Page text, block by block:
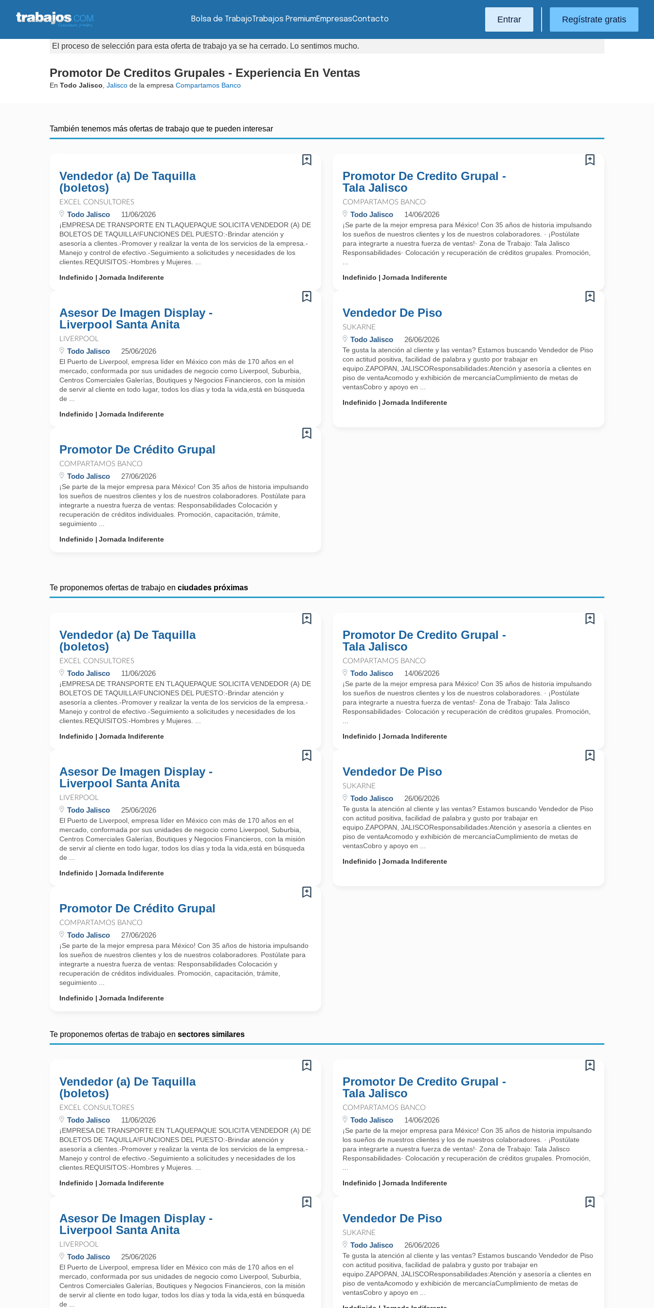
Bolsa de TrabajoTrabajos PremiumEmpresasContacto Entrar Regístrate gratis
El proceso de selección para esta oferta de trabajo ya se ha cerrado. Lo sentimos mucho.
Promotor De Creditos Grupales - Experiencia En Ventas
En Todo Jalisco Jalisco de la empresa Compartamos Banco
También tenemos más ofertas de trabajo que te pueden interesar
Vendedor (a) De Taquilla
(boletos)
EXCEL CONSULTORES
Todo Jalisco 11/06/2026
¡EMPRESA DE TRANSPORTE EN TLAQUEPAQUE SOLICITA VENDEDOR (A) DE
BOLETOS DE TAQUILLA!FUNCIONES DEL PUESTO:-Brindar atención y
asesoría a clientes.-Promover y realizar la venta de los servicios de la empresa.-
Manejo y control de efectivo.-Seguimiento a solicitudes y necesidades de los
clientes.REQUISITOS:-Hombres y Mujeres. ...
Indefinido
Jornada Indiferente
Promotor De Credito Grupal -
Tala Jalisco
COMPARTAMOS BANCO
Todo Jalisco 14/06/2026
¡Se parte de la mejor empresa para México! Con 35 años de historia impulsando
los sueños de nuestros clientes y los de nuestros colaboradores. · ¡Postúlate
para integrarte a nuestra fuerza de ventas!· Zona de Trabajo: Tala Jalisco
Responsabilidades· Colocación y recuperación de créditos grupales. Promoción,
Indefinido
Jornada Indiferente
Asesor De Imagen Display -
Liverpool Santa Anita
LIVERPOOL
Todo Jalisco 25/06/2026
El Puerto de Liverpool, empresa líder en México con más de 170 años en el
mercado, conformada por sus unidades de negocio como Liverpool, Suburbia,
Centros Comerciales Galerías, Boutiques y Negocios Financieros, con la misión
de servir al cliente en todo lugar, todos los días y toda la vida,está en búsqueda
de ...
Indefinido
Jornada Indiferente
Vendedor De Piso
SUKARNE
Todo Jalisco 26/06/2026
Te gusta la atención al cliente y las ventas? Estamos buscando Vendedor de Piso
con actitud positiva, facilidad de palabra y gusto por trabajar en
equipo.ZAPOPAN, JALISCOResponsabilidades:Atención y asesoría a clientes en
piso de ventaAcomodo y exhibición de mercancíaCumplimiento de metas de
ventasCobro y apoyo en ...
Indefinido
Jornada Indiferente
Promotor De Crédito Grupal
COMPARTAMOS BANCO
Todo Jalisco 27/06/2026
¡Se parte de la mejor empresa para México! Con 35 años de historia impulsando
los sueños de nuestros clientes y los de nuestros colaboradores. Postúlate para
integrarte a nuestra fuerza de ventas: Responsabilidades Colocación y
recuperación de créditos individuales. Promoción, capacitación, trámite,
seguimiento ...
Indefinido
Jornada Indiferente
Te proponemos ofertas de trabajo en ciudades próximas
Vendedor (a) De Taquilla
(boletos)
EXCEL CONSULTORES
Todo Jalisco 11/06/2026
¡EMPRESA DE TRANSPORTE EN TLAQUEPAQUE SOLICITA VENDEDOR (A) DE
BOLETOS DE TAQUILLA!FUNCIONES DEL PUESTO:-Brindar atención y
asesoría a clientes.-Promover y realizar la venta de los servicios de la empresa.-
Manejo y control de efectivo.-Seguimiento a solicitudes y necesidades de los
clientes.REQUISITOS:-Hombres y Mujeres. ...
Indefinido
Jornada Indiferente
Promotor De Credito Grupal -
Tala Jalisco
COMPARTAMOS BANCO
Todo Jalisco 14/06/2026
¡Se parte de la mejor empresa para México! Con 35 años de historia impulsando
los sueños de nuestros clientes y los de nuestros colaboradores. · ¡Postúlate
para integrarte a nuestra fuerza de ventas!· Zona de Trabajo: Tala Jalisco
Responsabilidades· Colocación y recuperación de créditos grupales. Promoción,
Indefinido
Jornada Indiferente
Asesor De Imagen Display -
Liverpool Santa Anita
LIVERPOOL
Todo Jalisco 25/06/2026
El Puerto de Liverpool, empresa líder en México con más de 170 años en el
mercado, conformada por sus unidades de negocio como Liverpool, Suburbia,
Centros Comerciales Galerías, Boutiques y Negocios Financieros, con la misión
de servir al cliente en todo lugar, todos los días y toda la vida,está en búsqueda
de ...
Indefinido
Jornada Indiferente
Vendedor De Piso
SUKARNE
Todo Jalisco 26/06/2026
Te gusta la atención al cliente y las ventas? Estamos buscando Vendedor de Piso
con actitud positiva, facilidad de palabra y gusto por trabajar en
equipo.ZAPOPAN, JALISCOResponsabilidades:Atención y asesoría a clientes en
piso de ventaAcomodo y exhibición de mercancíaCumplimiento de metas de
ventasCobro y apoyo en ...
Indefinido
Jornada Indiferente
Promotor De Crédito Grupal
COMPARTAMOS BANCO
Todo Jalisco 27/06/2026
¡Se parte de la mejor empresa para México! Con 35 años de historia impulsando
los sueños de nuestros clientes y los de nuestros colaboradores. Postúlate para
integrarte a nuestra fuerza de ventas: Responsabilidades Colocación y
recuperación de créditos individuales. Promoción, capacitación, trámite,
seguimiento ...
Indefinido
Jornada Indiferente
Te proponemos ofertas de trabajo en sectores similares
Vendedor (a) De Taquilla
(boletos)
EXCEL CONSULTORES
Todo Jalisco 11/06/2026
¡EMPRESA DE TRANSPORTE EN TLAQUEPAQUE SOLICITA VENDEDOR (A) DE
BOLETOS DE TAQUILLA!FUNCIONES DEL PUESTO:-Brindar atención y
asesoría a clientes.-Promover y realizar la venta de los servicios de la empresa.-
Manejo y control de efectivo.-Seguimiento a solicitudes y necesidades de los
clientes.REQUISITOS:-Hombres y Mujeres. ...
Indefinido
Jornada Indiferente
Promotor De Credito Grupal -
Tala Jalisco
COMPARTAMOS BANCO
Todo Jalisco 14/06/2026
¡Se parte de la mejor empresa para México! Con 35 años de historia impulsando
los sueños de nuestros clientes y los de nuestros colaboradores. · ¡Postúlate
para integrarte a nuestra fuerza de ventas!· Zona de Trabajo: Tala Jalisco
Responsabilidades· Colocación y recuperación de créditos grupales. Promoción,
Indefinido
Jornada Indiferente
Asesor De Imagen Display -
Liverpool Santa Anita
LIVERPOOL
Todo Jalisco 25/06/2026
El Puerto de Liverpool, empresa líder en México con más de 170 años en el
mercado, conformada por sus unidades de negocio como Liverpool, Suburbia,
Centros Comerciales Galerías, Boutiques y Negocios Financieros, con la misión
de servir al cliente en todo lugar, todos los días y toda la vida,está en búsqueda
de ...
Vendedor De Piso
SUKARNE
Todo Jalisco 26/06/2026
Te gusta la atención al cliente y las ventas? Estamos buscando Vendedor de Piso
con actitud positiva, facilidad de palabra y gusto por trabajar en
equipo.ZAPOPAN, JALISCOResponsabilidades:Atención y asesoría a clientes en
piso de ventaAcomodo y exhibición de mercancíaCumplimiento de metas de
ventasCobro y apoyo en ...